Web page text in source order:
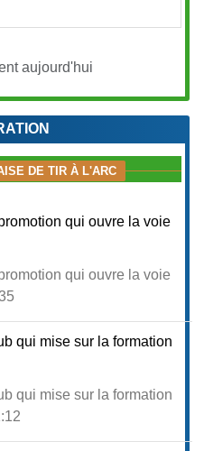
aujourd'hui
DE TIR À L'ARC
qui ouvre la voie
qui ouvre la voie
qui mise sur la formation
qui mise sur la formation